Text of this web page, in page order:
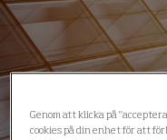
Genom att klicka på
cookies på din enhet för att